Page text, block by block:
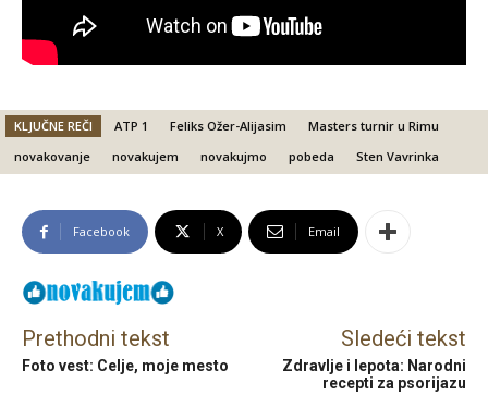
KLJUČNE REČI ATP 1 Feliks Ožer-Alijasim
Masters turnir u Rimu
novakovanje
novakujem novakujmo pobeda Sten Vavrinka
Facebook X Email
Prethodni tekst
Foto vest: Celje, moje mesto
Sledeći tekst
Zdravlje i lepota: Narodni
recepti za psorijazu